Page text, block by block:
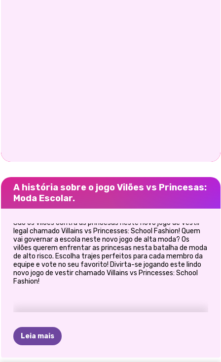
A história sobre o jogo Vilões vs Princesas:
Moda Escolar.
São os vilões contra as princesas neste novo jogo de vestir
legal chamado Villains vs Princesses: School Fashion! Quem
vai governar a escola neste novo jogo de alta moda? Os
vilões querem enfrentar as princesas nesta batalha de moda
de alto risco. Escolha trajes perfeitos para cada membro da
equipe e vote no seu favorito! Divirta-se jogando este lindo
novo jogo de vestir chamado Villains vs Princesses: School
Fashion!
Leia mais